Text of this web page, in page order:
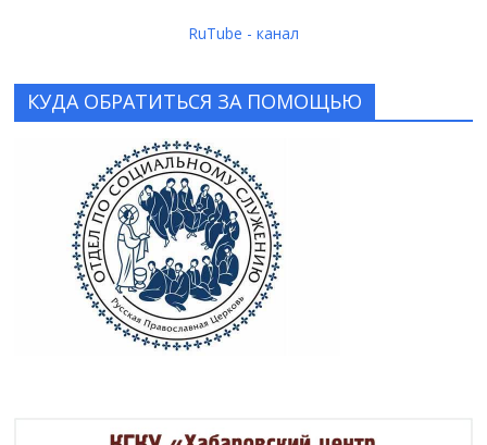
RuTube - канал
КУДА ОБРАТИТЬСЯ ЗА ПОМОЩЬЮ